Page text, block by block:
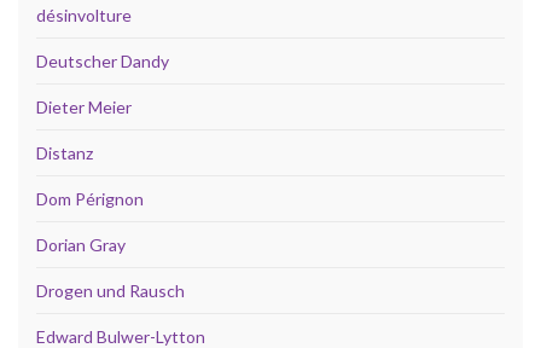
désinvolture
Deutscher Dandy
Dieter Meier
Distanz
Dom Pérignon
Dorian Gray
Drogen und Rausch
Edward Bulwer-Lytton